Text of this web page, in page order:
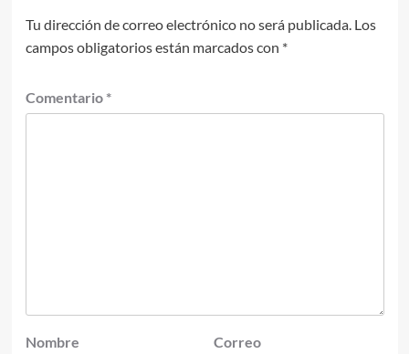
Tu dirección de correo electrónico no será publicada. Los
campos obligatorios están marcados con *
Comentario *
Nombre
Correo